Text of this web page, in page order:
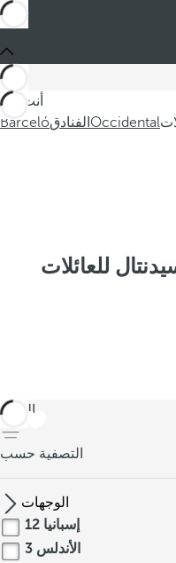
أنت في
Barcelóالفنادق Occidental
للعائلات
العودة
التصفية حسب
الوجهات
إسبانيا 12
الأندلس 3